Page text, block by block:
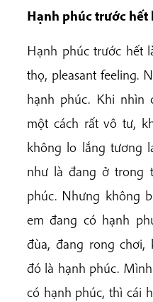
Hạnh phúc trước hết
Hạnh phúc trước hết
thọ, pleasant feeling.
hạnh phúc. Khi nhìn
một cách rất vô tư,
không lo lắng tương
như là đang ở trong
phúc. Nhưng không
em đang có hạnh
đùa, đang rong chơi,
đó là hạnh phúc.
có hạnh phúc, thì cái